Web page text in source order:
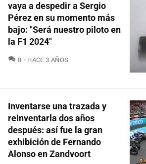
vaya a despedir a Sergio
Pérez en su momento más
bajo: "Será nuestro piloto en
la F1 2024"
8 COMENTARIOS
HACE 3 AÑOS
Inventarse una trazada y
reinventarla dos años
después: así fue la gran
exhibición de Fernando
Alonso en Zandvoort